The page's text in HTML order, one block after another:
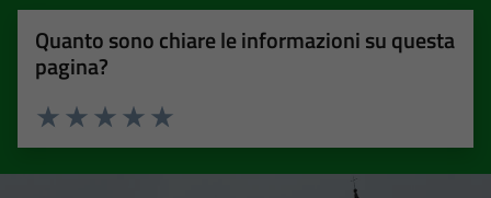
Quanto sono chiare le informazioni su questa
pagina?
Valuta 5 stelle su 5
Valuta 4 stelle su 5
Valuta 3 stelle su 5
Valuta 2 stelle su 5
Valuta 1 stelle su 5